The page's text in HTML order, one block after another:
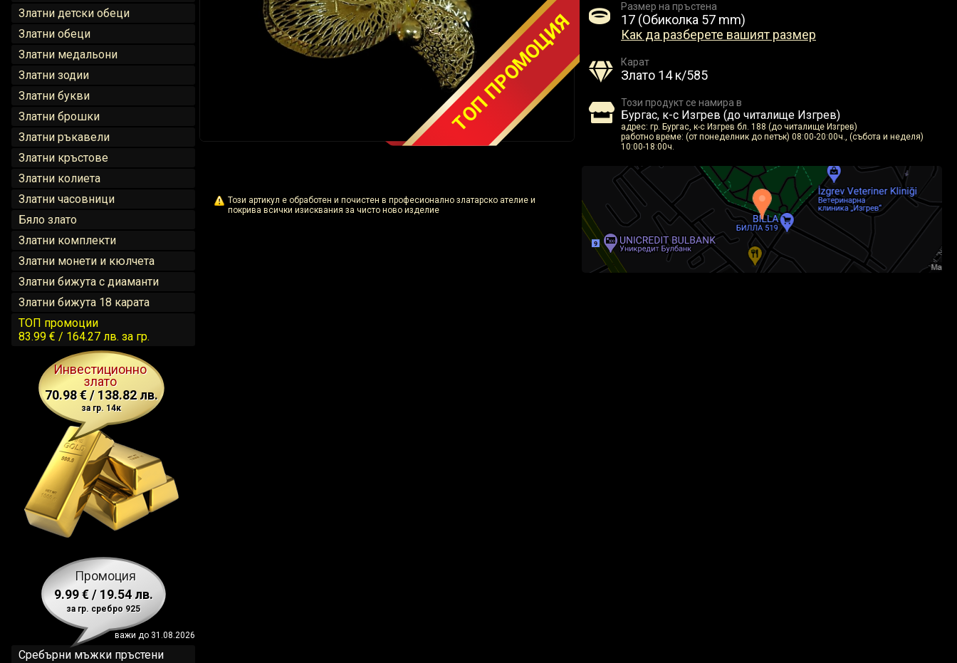
Златни детски обеци
Златни обеци
Златни медальони
Златни зодии
Златни букви
Златни брошки
Златни ръкавели
Златни кръстове
Златни колиета
Златни часовници
Бяло злато
Златни комплекти
Златни монети и кюлчета
Златни бижута с диаманти
Златни бижута 18 карата
ТОП промоции
83.99 € / 164.27 лв. за гр.
Инвестиционно
злато
70.98 € / 138.82 лв.
за гр. 14к
Промоция
9.99 € / 19.54 лв.
за гр. сребро 925
важи до 31.08.2026
Сребърни мъжки пръстени
ТОП ПРОМОЦИЯ
Този артикул е обработен и почистен в професионално златарско ателие и
покрива всички изисквания за чисто ново изделие
Размер на пръстена
17 (Обиколка 57 mm)
Как да разберете вашият размер
Карат
Злато 14 к/585
Този продукт се намира в
Бургас, к-с Изгрев (до читалище Изгрев)
адрес: гр. Бургас, к-с Изгрев бл. 188 (до читалище Изгрев)
работно време: (от понеделник до петък) 08:00-20:00ч., (събота и неделя)
10:00-18:00ч.